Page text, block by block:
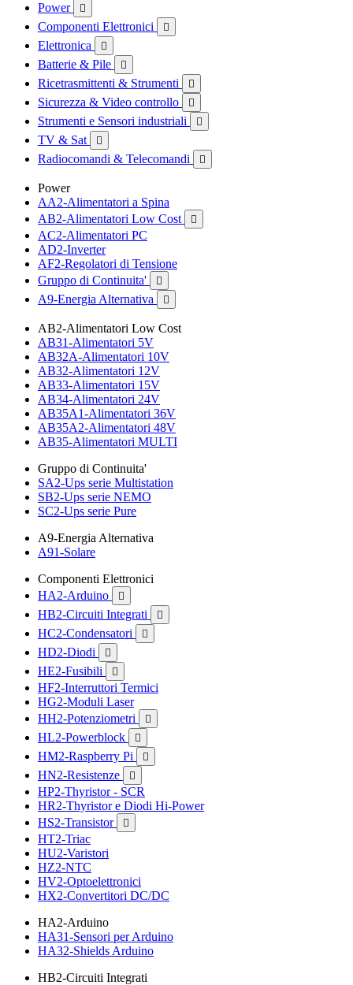
Power

Componenti Elettronici 
Elettronica 
Batterie & Pile 
Ricetrasmittenti & Strumenti 
Sicurezza & Video controllo 
Strumenti e Sensori industriali 
TV & Sat 
Radiocomandi & Telecomandi 
Power
AA2-Alimentatori a Spina
AB2-Alimentatori Low Cost

AC2-Alimentatori PC
AD2-Inverter
AF2-Regolatori di Tensione
Gruppo di Continuita'

A9-Energia Alternativa 
AB2-Alimentatori Low Cost
AB31-Alimentatori 5V
AB32A-Alimentatori 10V
AB32-Alimentatori 12V
AB33-Alimentatori 15V
AB34-Alimentatori 24V
AB35A1-Alimentatori 36V
AB35A2-Alimentatori 48V
AB35-Alimentatori MULTI
Gruppo di Continuita'
SA2-Ups serie Multistation
SB2-Ups serie NEMO
SC2-Ups serie Pure
A9-Energia Alternativa
A91-Solare
Componenti Elettronici
HA2-Arduino

HB2-Circuiti Integrati 
HC2-Condensatori 
HD2-Diodi 
HE2-Fusibili 
HF2-Interruttori Termici
HG2-Moduli Laser
HH2-Potenziometri

HL2-Powerblock 
HM2-Raspberry Pi 
HN2-Resistenze 
HP2-Thyristor - SCR
HR2-Thyristor e Diodi Hi-Power
HS2-Transistor

HT2-Triac
HU2-Varistori
HZ2-NTC
HV2-Optoelettronici
HX2-Convertitori DC/DC
HA2-Arduino
HA31-Sensori per Arduino
HA32-Shields Arduino
HB2-Circuiti Integrati